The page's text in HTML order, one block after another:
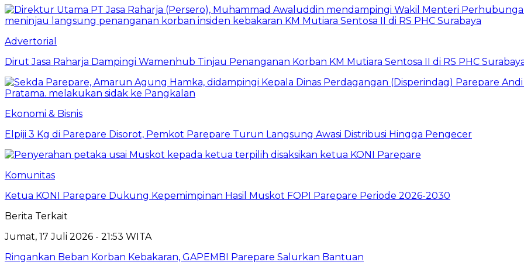
Advertorial
Dirut Jasa Raharja Dampingi Wamenhub Tinjau Penanganan Korban KM Mutiara Sentosa II di RS PHC
Ekonomi & Bisnis
Elpiji 3 Kg di Parepare Disorot, Pemkot Parepare Turun Langsung Awasi Distribusi Hingga Pengecer
Komunitas
Ketua KONI Parepare Dukung Kepemimpinan Hasil Muskot FOPI Parepare Periode 2026-2030
Berita Terkait
Jumat, 17 Juli 2026 - 21:53 WITA
Ringankan Beban Korban Kebakaran, GAPEMBI Parepare Salurkan Bantuan